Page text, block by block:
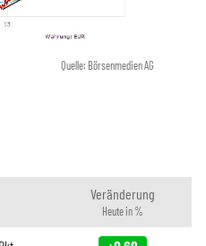
Quelle: Börsenmedien AG
Veränderung
Heute in %